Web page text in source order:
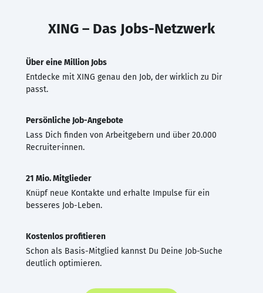
XING – Das Jobs-Netzwerk
Über eine Million Jobs
Entdecke mit XING genau den Job, der wirklich zu Dir
passt.
Persönliche Job-Angebote
Lass Dich finden von Arbeitgebern und über 20.000
Recruiter·innen.
21 Mio. Mitglieder
Knüpf neue Kontakte und erhalte Impulse für ein
besseres Job-Leben.
Kostenlos profitieren
Schon als Basis-Mitglied kannst Du Deine Job-Suche
deutlich optimieren.